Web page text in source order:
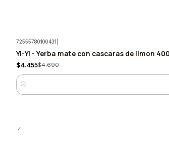
-5%
72555780100431
YI-YI - Yerba mate con cascaras de limon
$4.455$4.690
Cantidad